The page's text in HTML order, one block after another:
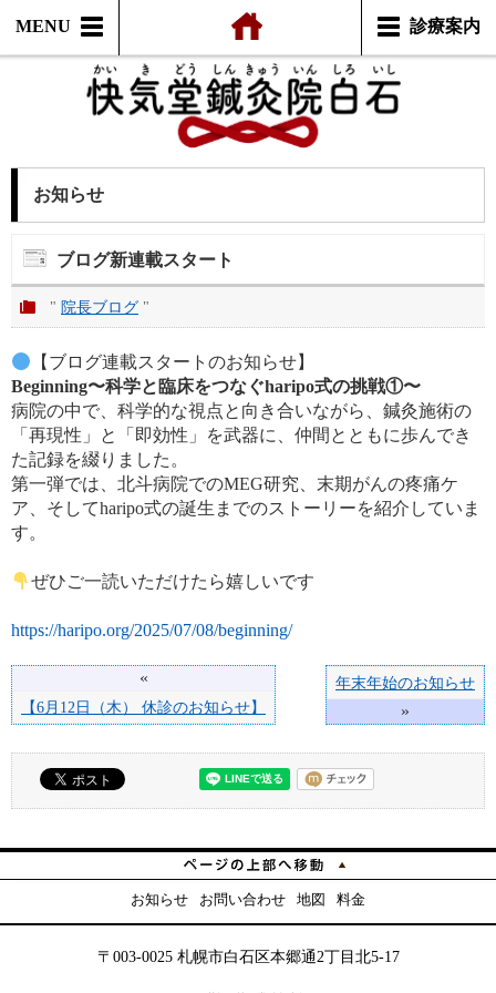
MENU 診療案内
お知らせ
ブログ新連載スタート
" 院長ブログ "
【ブログ連載スタートのお知らせ】
Beginning〜科学と臨床をつなぐharipo式の挑戦①〜
病院の中で、科学的な視点と向き合いながら、鍼灸施術の
「再現性」と「即効性」を武器に、仲間とともに歩んでき
た記録を綴りました。
第一弾では、北斗病院でのMEG研究、末期がんの疼痛ケ
ア、そしてharipo式の誕生までのストーリーを紹介していま
す。
ぜひご一読いただけたら嬉しいです
https://haripo.org/2025/07/08/beginning/
«
【6月12日（木） 休診のお知らせ】
年末年始のお知らせ
»
お知らせ お問い合わせ 地図 料金
〒003-0025 札幌市白石区本郷通2丁目北5-17